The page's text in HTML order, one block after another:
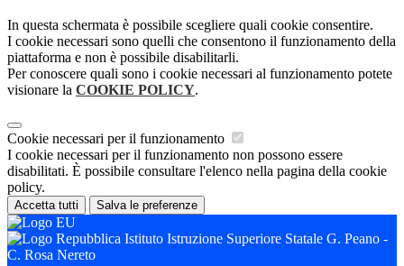
In questa schermata è possibile scegliere quali cookie consentire.
I cookie necessari sono quelli che consentono il funzionamento della
piattaforma e non è possibile disabilitarli.
Per conoscere quali sono i cookie necessari al funzionamento potete
visionare la COOKIE POLICY.
Cookie necessari per il funzionamento
I cookie necessari per il funzionamento non possono essere
disabilitati. È possibile consultare l'elenco nella pagina della cookie
policy.
Accetta tutti Salva le preferenze
Istituto Istruzione Superiore Statale G. Peano -
C. Rosa Nereto